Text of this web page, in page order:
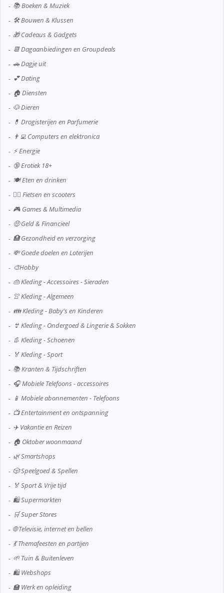
📚 Boeken & Muziek
🛠️ Bouwen & Klussen
🎁 Cadeaus & Gadgets
📆 Dagaanbiedingen en Groupdeals
🚗 Dagje uit
💕 Dating
🏠 Diensten
🐶 Dieren
💊 Drogisterijen en Parfumerie
👨‍💻 Computers en elektronica
⚡ Energie
🔞 Erotiek 18+
🍽️ Eten en drinken
🚴‍♂️ Fietsen en scooters
🎮 Games & Multimedia
🤑 Geld & Financieel
🏥 Gezondheid en verzorging
💸 Goede doelen en Loterijen
🎨Hobby
👜 Kleding - Accessoires - Sieraden
👚 Kleding - Algemeen
👪 Kleding - Baby's en Kinderen
👙 Kleding - Ondergoed & Lingerie & Sokken
👢 Kleding - Schoenen
🏅 Kleding - Sport
📚 Kranten & Tijdschriften
🎧 Mobiele Telefoons - accessoires
📱 Mobiele abonnementen - Telefoons
📺 Entertainment en ontspanning
✈️ Vakantie en Reizen
🏠 Oktober woonmaand
🌿 Smartshops
🎲 Speelgoed & Spellen
🏅 Sport & Vrije tijd
🛍️ Supermarkten
🛒 Super Stores
🌐 Televisie, internet en bellen
💃 Themafeesten en partijen
🌱 Tuin & Buitenleven
🛍️ Webshops
🏫 Werk en opleiding